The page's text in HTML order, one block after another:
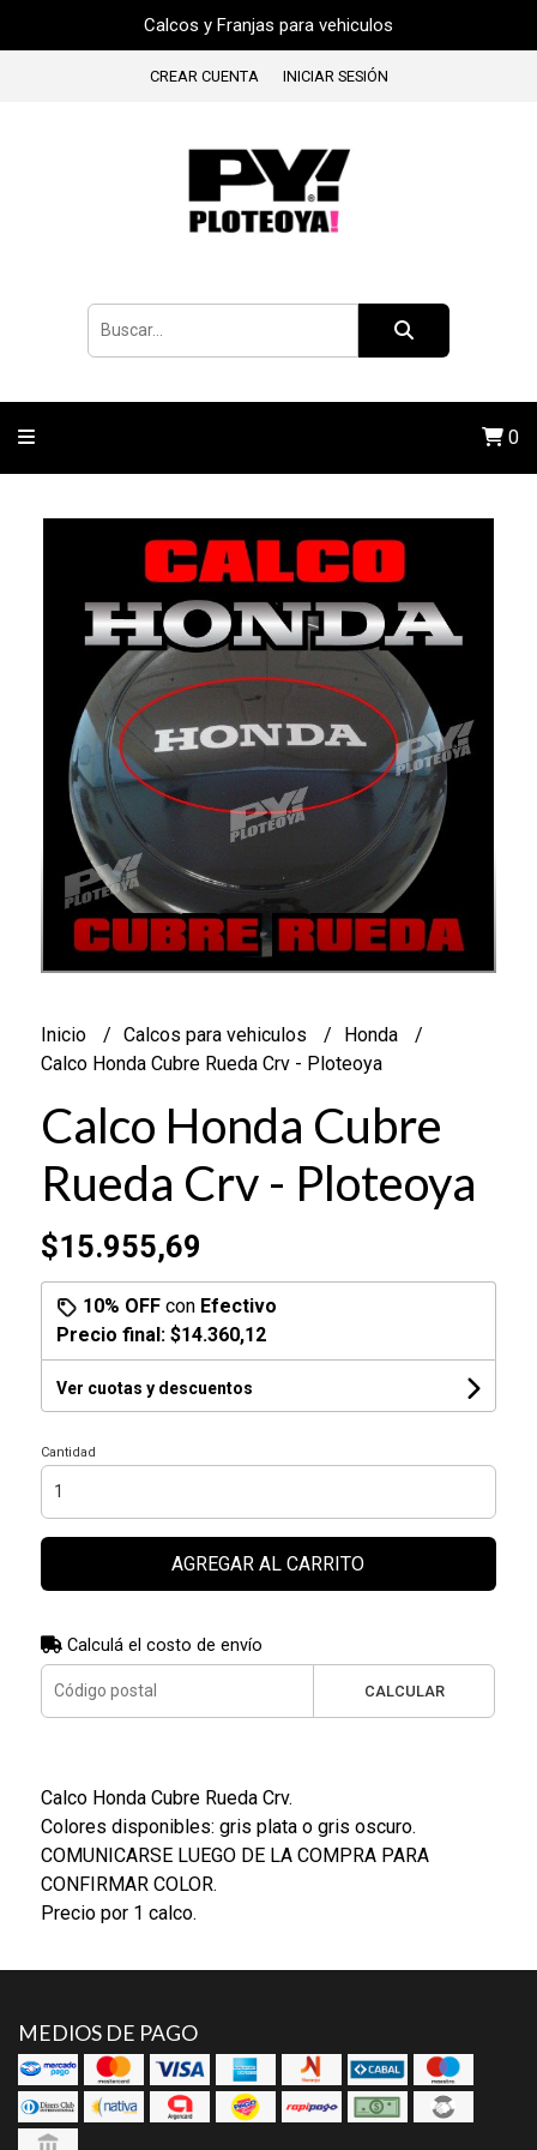
Calcos y Franjas para vehiculos
CREAR CUENTA INICIAR SESIÓN
0
Inicio Calcos para vehiculos
Honda
Calco Honda Cubre Rueda Crv - Ploteoya
Calco Honda Cubre
Rueda Crv - Ploteoya
$15.955,69
10% OFFcon Efectivo
Precio final: $14.360,12
Ver cuotas y descuentos
Cantidad
AGREGAR AL CARRITO
Calculá el costo de envío
CALCULAR
Calco Honda Cubre Rueda Crv.
Colores disponibles: gris plata o gris oscuro.
COMUNICARSE LUEGO DE LA COMPRA PARA
CONFIRMAR COLOR.
Precio por 1 calco.
MEDIOS DE PAGO